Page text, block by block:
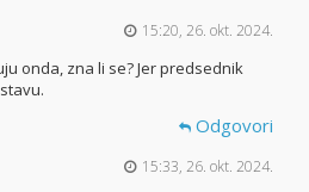
15:20, 26. okt. 2024.
onda, zna li se? Jer predsednik
Odgovori
15:33, 26. okt. 2024.